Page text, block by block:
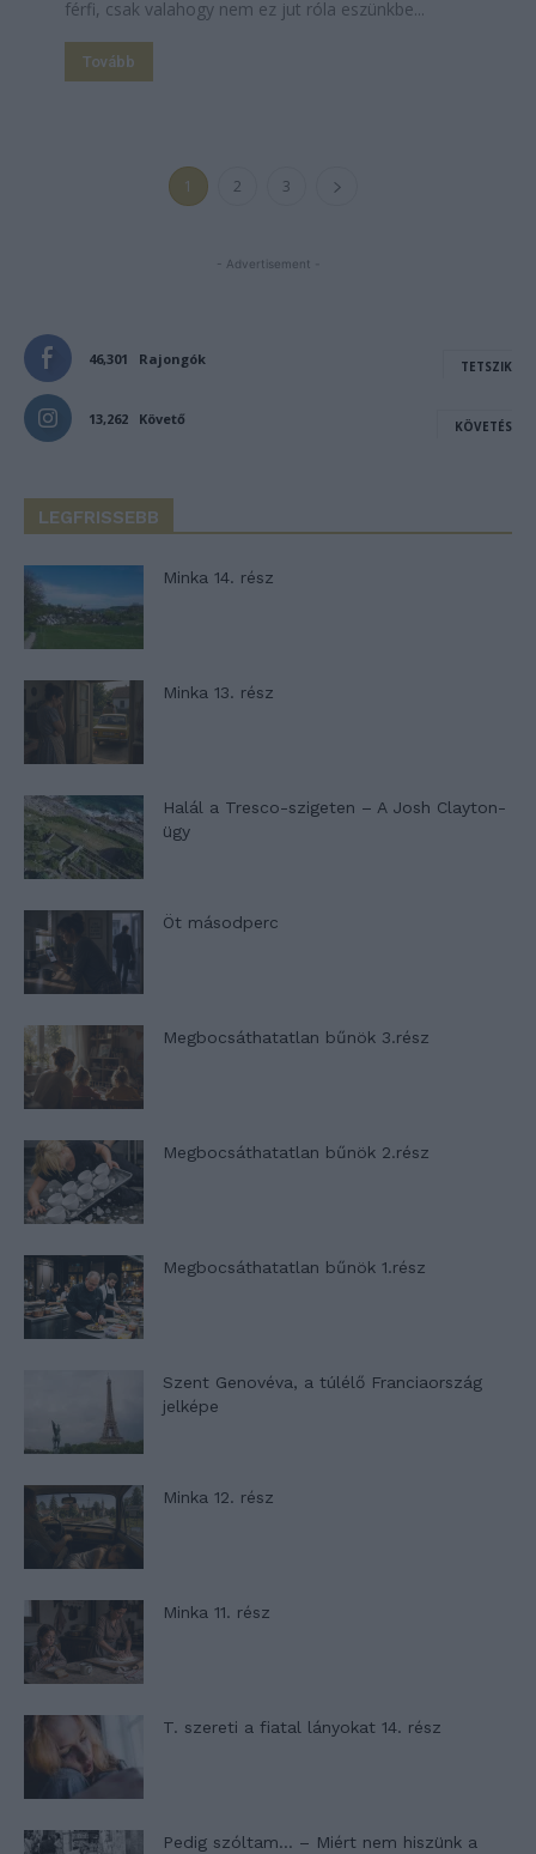
férfi, csak valahogy nem ez jut róla eszünkbe...
Tovább
1 2 3
- Advertisement -
46,301 Rajongók TETSZIK
13,262 Követő KÖVETÉS
LEGFRISSEBB
Minka 14. rész
Minka 13. rész
Halál a Tresco-szigeten – A Josh Clayton-
ügy
Öt másodperc
Megbocsáthatatlan bűnök 3.rész
Megbocsáthatatlan bűnök 2.rész
Megbocsáthatatlan bűnök 1.rész
Szent Genovéva, a túlélő Franciaország
jelképe
Minka 12. rész
Minka 11. rész
T. szereti a fiatal lányokat 14. rész
Pedig szóltam… – Miért nem hiszünk a